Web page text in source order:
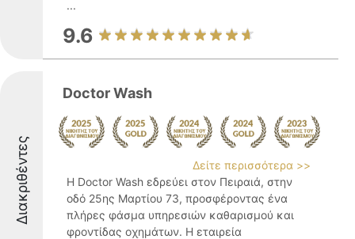
...
9.6
Διακριθέντες
Doctor Wash
Δείτε περισσότερα >>
Η Doctor Wash εδρεύει στον Πειραιά, στην
οδό 25ης Μαρτίου 73, προσφέροντας ένα
πλήρες φάσμα υπηρεσιών καθαρισμού και
φροντίδας οχημάτων. Η εταιρεία